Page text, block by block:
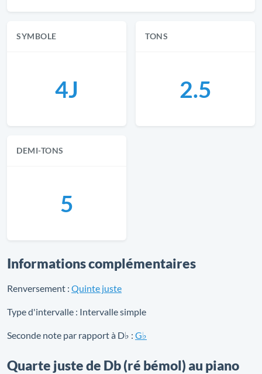
SYMBOLE
4J
TONS
2.5
DEMI-TONS
5
Informations complémentaires
Renversement : Quinte juste
Type d'intervalle : Intervalle simple
Seconde note par rapport à D♭ : G♭
Quarte juste de Db (ré bémol) au piano